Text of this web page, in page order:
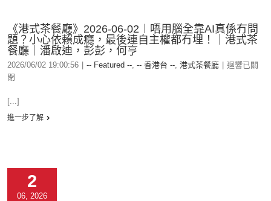
《港式茶餐廳》2026-06-02︱唔用腦全靠AI真係冇問
題？小心依賴成癮，最後連自主權都冇埋！｜港式茶
餐廳｜潘啟迪，彭彭，何亨
2026/06/02 19:00:56 -- Featured --, -- 香港台 --, 港式茶餐廳
迴響已關
閉
[...]
進一步了解
2
06, 2026